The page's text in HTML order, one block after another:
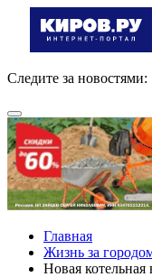
Следите за новостями:
Главная
Жизнь за
Новая